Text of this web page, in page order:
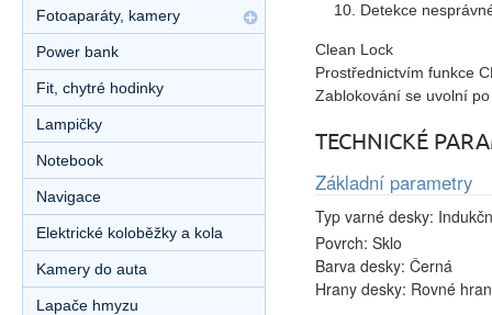
Detekce
Clean Lock
Prostřednictvím funkce
Zablokování se uvolní
TECHNICKÉ
Základní parametry
Typ varné desky:
Povrch: Sklo
Barva desky: Černá
Hrany desky: Rovné
Fotoaparáty, kamery
Power bank
Fit, chytré hodinky
Lampičky
Notebook
Navigace
Elektrické koloběžky a kola
Kamery do auta
Lapače hmyzu